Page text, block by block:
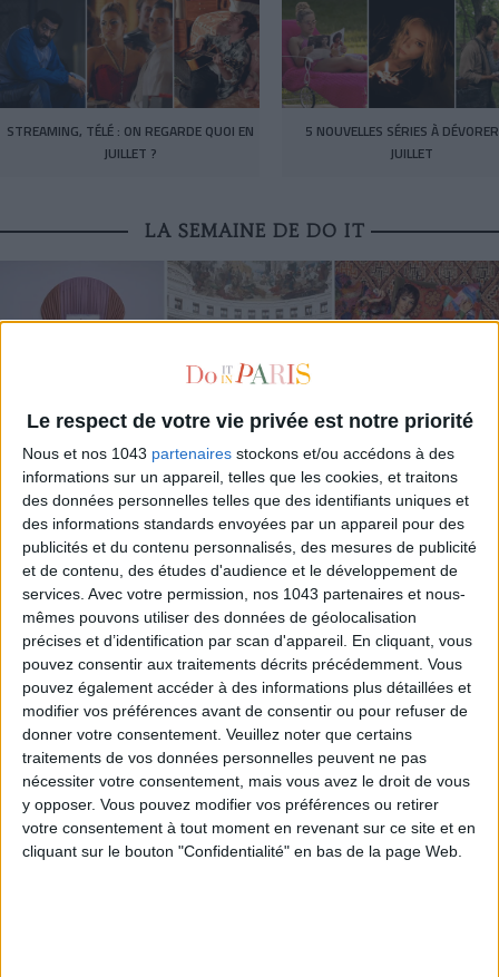
Le respect de votre vie privée est notre priorité
Nous et nos 1043 partenaires stockons et/ou accédons à des
informations sur un appareil, telles que les cookies, et traitons
des données personnelles telles que des identifiants uniques et
des informations standards envoyées par un appareil pour des
publicités et du contenu personnalisés, des mesures de publicité
et de contenu, des études d'audience et le développement de
services. Avec votre permission, nos 1043 partenaires et nous-
mêmes pouvons utiliser des données de géolocalisation
précises et d’identification par scan d'appareil. En cliquant, vous
pouvez consentir aux traitements décrits précédemment. Vous
pouvez également accéder à des informations plus détaillées et
modifier vos préférences avant de consentir ou pour refuser de
donner votre consentement. Veuillez noter que certains
traitements de vos données personnelles peuvent ne pas
nécessiter votre consentement, mais vous avez le droit de vous
y opposer. Vous pouvez modifier vos préférences ou retirer
votre consentement à tout moment en revenant sur ce site et en
cliquant sur le bouton "Confidentialité" en bas de la page Web.
STREAMING, TÉLÉ : ON REGARDE QUOI EN
JUILLET ?
5 NOUVELLES SÉRIES À
JUILLET
LA SEMAINE DE DO IT
LES EXPOS À RATTRAPER À TOUT PRIX CET ÉTÉ
LES SACS D’ÉTÉ QUI DONNENT LE TON DE LA SAISON